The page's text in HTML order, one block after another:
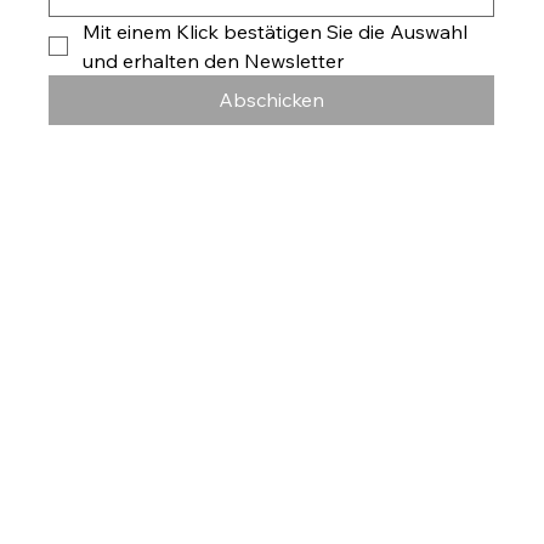
Mit einem Klick bestätigen Sie die Auswahl
und erhalten den Newsletter
Abschicken